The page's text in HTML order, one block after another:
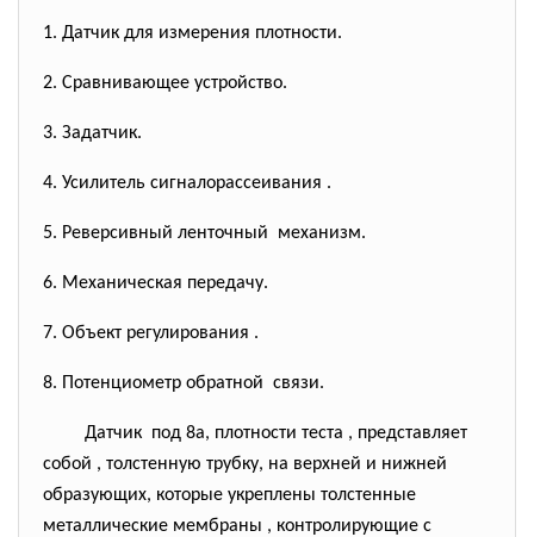
1. Датчик для измерения плотности.
2. Сравнивающее устройство.
3. Задатчик.
4. Усилитель сигналорассеивания .
5. Реверсивный ленточный механизм.
6. Механическая передачу.
7. Объект регулирования .
8. Потенциометр обратной связи.
Датчик под 8а, плотности теста , представляет
собой , толстенную трубку, на верхней и нижней
образующих, которые укреплены толстенные
металлические мембраны , контролирующие с